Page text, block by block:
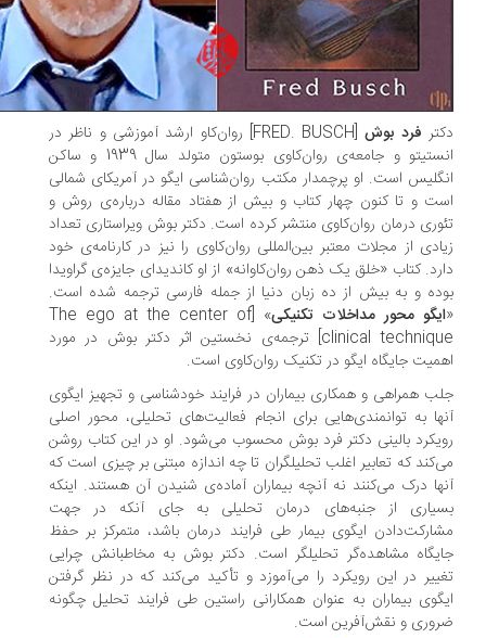
فرد بوش
[FRED. BUSCH] روان‌کاو ارشد آموزشی و ناظر در
انستیتو و جامعه‌ی روان‌کاوی بوستون متولد سال 1939 و ساکن
است. او پرچمدار مکتب روان‌شناسی ایگو در آمریکای شمالی
و تا کنون چهار کتاب و بیش از هفتاد مقاله درباره‌ی روش و
درمان روان‌کاوی منتشر کرده است. دکتر بوش ویراستاری تعداد
از مجلات معتبر بین‌المللی روان‌کاوی را نیز در کارنامه‌ی خود
کتاب «خلق یک ذهن روان‌کاوانه» از او کاندیدای جایزه‌ی گراویدا
و به بیش از ده زبان دنیا از جمله فارسی ترجمه شده است.
محور مداخلات تکنیکی
» [The ego at the center of
clinical technique] ترجمه‌ی نخستین اثر دکتر بوش در مورد
جایگاه ایگو در تکنیک روان‌کاوی است.
همراهی و همکاری بیماران در فرایند خودشناسی و تجهیز ایگوی
به توانمندی‌هایی برای انجام فعالیت‌های تحلیلی، محور اصلی
بالینی دکتر فرد بوش محسوب می‌شود. او در این کتاب روشن
که تعابیر اغلب تحلیلگران تا چه اندازه مبتنی بر چیزی است که
درک می‌کنند نه آنچه بیماران آماده‌ی شنیدن آن هستند. اینکه
از جنبه‌های درمان تحلیلی به جای آنکه در جهت
ایگوی بیمار طی فرایند درمان باشد، متمرکز بر حفظ
مشاهده‌گر تحلیلگر است. دکتر بوش به مخاطبانش چرایی
در این رویکرد را می‌آموزد و تأکید می‌کند که در نظر گرفتن
بیماران به عنوان همکارانی راستین طی فرایند تحلیل چگونه
و نقش‌آفرین است.